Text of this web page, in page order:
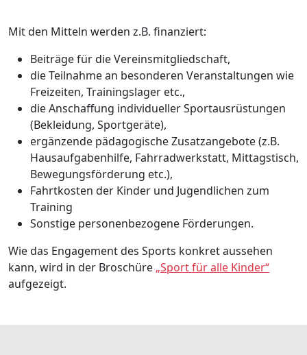
Mit den Mitteln werden z.B. finanziert:
Beiträge für die Vereinsmitgliedschaft,
die Teilnahme an besonderen Veranstaltungen wie
Freizeiten, Trainingslager etc.,
die Anschaffung individueller Sportausrüstungen
(Bekleidung, Sportgeräte),
ergänzende pädagogische Zusatzangebote (z.B.
Hausaufgabenhilfe, Fahrradwerkstatt, Mittagstisch,
Bewegungsförderung etc.),
Fahrtkosten der Kinder und Jugendlichen zum
Training
Sonstige personenbezogene Förderungen.
Wie das Engagement des Sports konkret aussehen
kann, wird in der Broschüre „Sport für alle Kinder“
aufgezeigt.